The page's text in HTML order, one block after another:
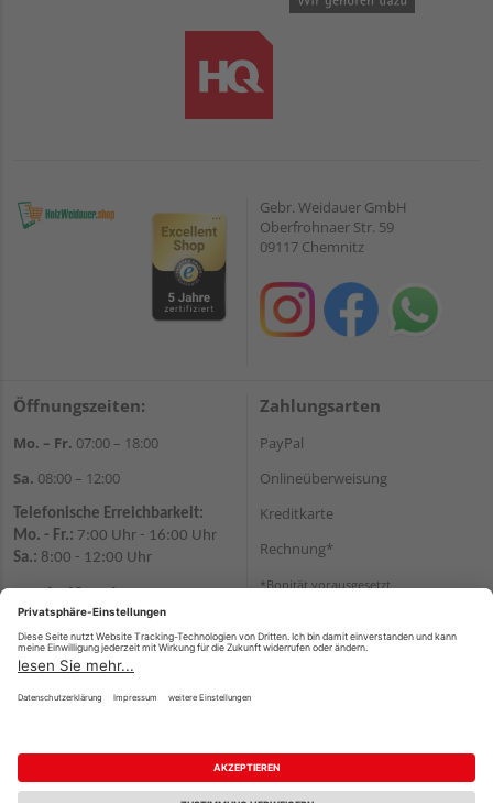
Gebr. Weidauer GmbH
Oberfrohnaer Str. 59
09117 Chemnitz
Öffnungszeiten:
Mo. – Fr. 07:00 – 18:00
Sa. 08:00 – 12:00
Telefonische Erreichbarkeit:
Mo. - Fr.: 7:00 Uhr - 16:00 Uhr
Sa.: 8:00 - 12:00 Uhr
Wir helfen Ihnen gerne
weiter
Tel.:+49 371 842290
E-
Mail:shopchemnitz@holzweidauer.de
Zahlungsarten
PayPal
Onlineüberweisung
Kreditkarte
Rechnung*
*Bonität vorausgesetzt
Versandkosten